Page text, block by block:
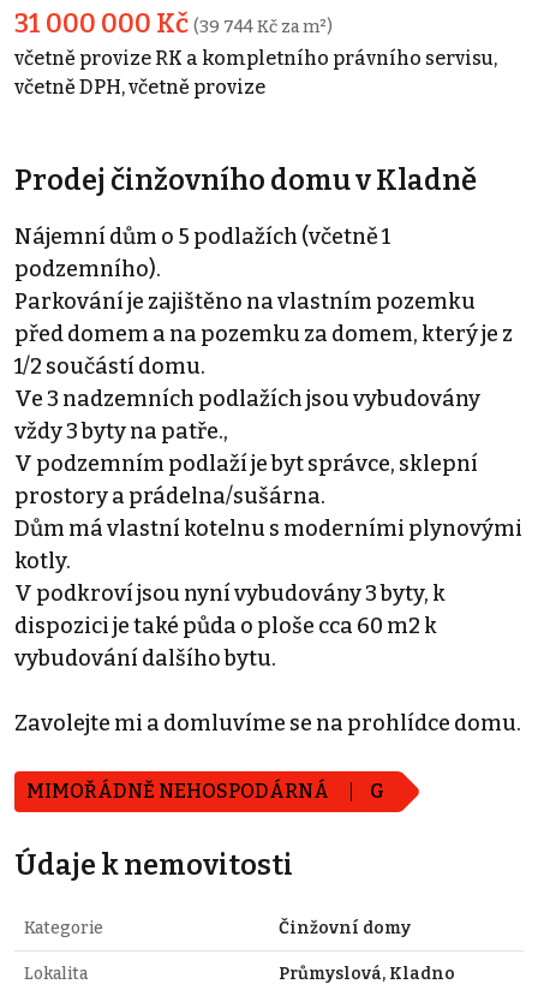
31 000 000 Kč (39 744 Kč za m²)
včetně provize RK a kompletního právního servisu,
včetně DPH, včetně provize
Prodej činžovního domu v Kladně
Nájemní dům o 5 podlažích (včetně 1
podzemního).
Parkování je zajištěno na vlastním pozemku
před domem a na pozemku za domem, který je z
1/2 součástí domu.
Ve 3 nadzemních podlažích jsou vybudovány
vždy 3 byty na patře.,
V podzemním podlaží je byt správce, sklepní
prostory a prádelna/sušárna.
Dům má vlastní kotelnu s moderními plynovými
kotly.
V podkroví jsou nyní vybudovány 3 byty, k
dispozici je také půda o ploše cca 60 m2 k
vybudování dalšího bytu.
Zavolejte mi a domluvíme se na prohlídce domu.
MIMOŘÁDNĚ NEHOSPODÁRNÁ G
Údaje k nemovitosti
Kategorie Činžovní domy
Lokalita Průmyslová, Kladno